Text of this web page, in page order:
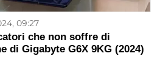
09:27
che non soffre di
di Gigabyte G6X 9KG (2024)